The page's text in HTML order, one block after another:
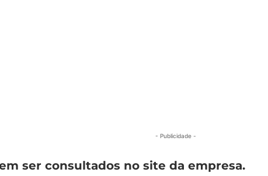
- Publicidade -
ser consultados no site da empresa.